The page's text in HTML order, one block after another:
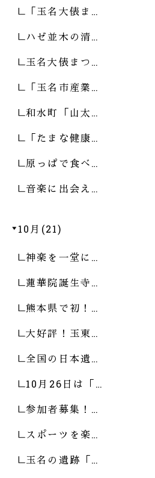
「玉名大俵ま…
ハゼ並木の清…
玉名大俵まつ…
「玉名市産業…
和水町「山太…
「たまな健康…
原っぱで食べ…
音楽に出会え…
10月(21)
神楽を一堂に…
蓮華院誕生寺…
熊本県で初！…
大好評！玉東…
全国の日本遺…
10月26日は「…
参加者募集！…
スポーツを楽…
玉名の遺跡「…